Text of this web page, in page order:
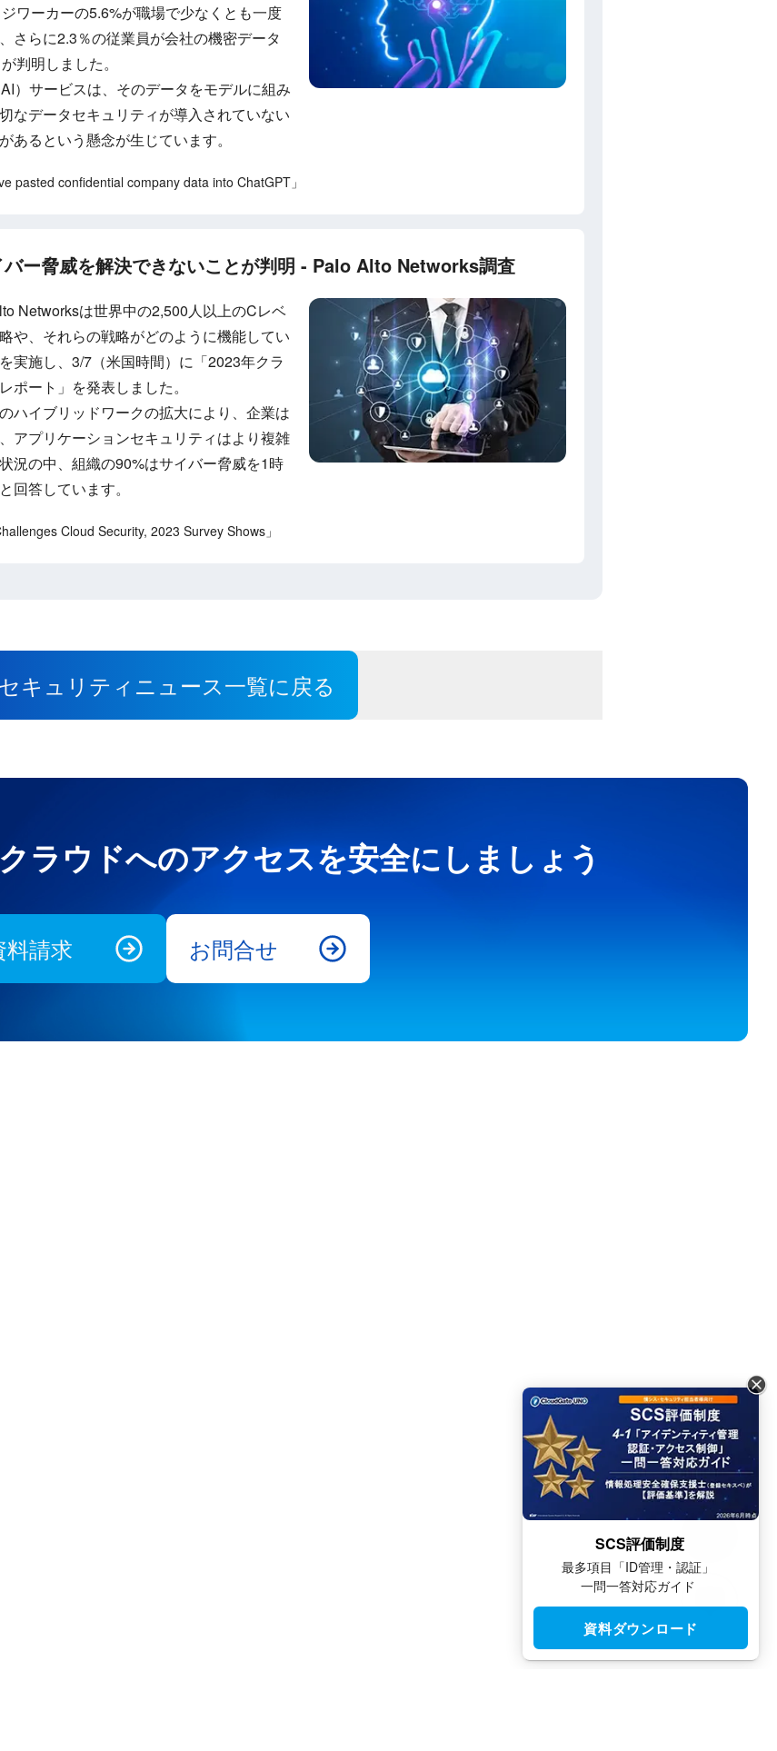
SCS評価制度
最多項目「ID管理・認証」
一問一答対応ガイド
資料ダウンロード
ワーカーの5.6%が職場で少なくとも一度
さらに2.3％の従業員が会社の機密データ
判明しました。
）サービスは、そのデータをモデルに組み
なデータセキュリティが導入されていない
るという懸念が生じています。
pasted confidential company data into ChatGPT」
ー脅威を解決できないことが判明 - Palo Alto Networks調査
Networksは世界中の2,500人以上のCレベ
や、それらの戦略がどのように機能してい
実施し、3/7（米国時間）に「2023年クラ
ポート」を発表しました。
ハイブリッドワークの拡大により、企業は
アプリケーションセキュリティはより複雑
況の中、組織の90%はサイバー脅威を1時
回答しています。
Cloud Security, 2023 Survey Shows」
セキュリティニュース一覧に戻る
ラウドへのアクセスを安全にしましょう
料請求 お問合せ